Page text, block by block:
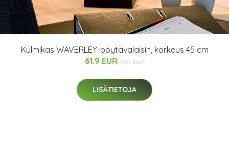
Kulmikas WAVERLEY-pöytävalaisin, korkeus 45 cm
61.9 EUR 74.9 EUR
LISÄTIETOJA